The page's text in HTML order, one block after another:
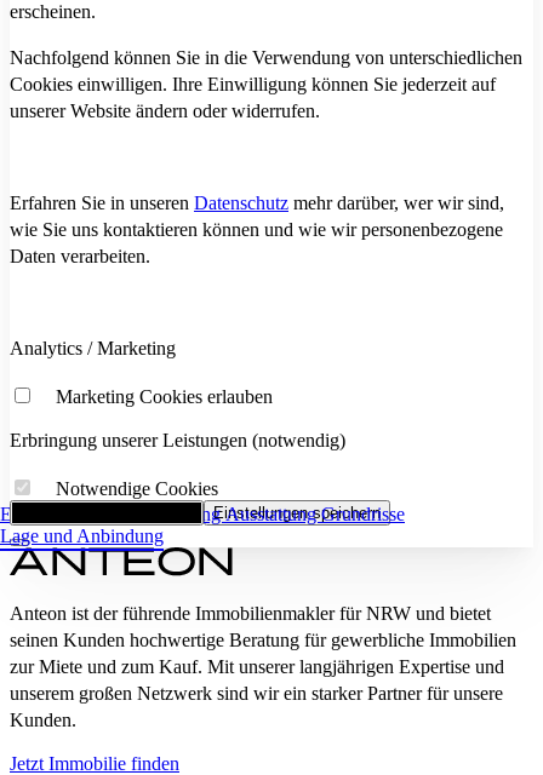
Eckdaten FlächenaufstellungAusstattungGrundrisse
Lage und Anbindung
erscheinen.
Nachfolgend können Sie in die Verwendung von unterschiedlichen
Cookies einwilligen. Ihre Einwilligung können Sie jederzeit auf
unserer Website ändern oder widerrufen.
Erfahren Sie in unseren Datenschutz mehr darüber, wer wir sind,
wie Sie uns kontaktieren können und wie wir personenbezogene
Daten verarbeiten.
Analytics / Marketing
Marketing Cookies erlauben
Erbringung unserer Leistungen (notwendig)
Notwendige Cookies
Einstellungen speichern
Anteon ist der führende Immobilienmakler für NRW und bietet
seinen Kunden hochwertige Beratung für gewerbliche Immobilien
zur Miete und zum Kauf. Mit unserer langjährigen Expertise und
unserem großen Netzwerk sind wir ein starker Partner für unsere
Kunden.
Jetzt Immobilie finden